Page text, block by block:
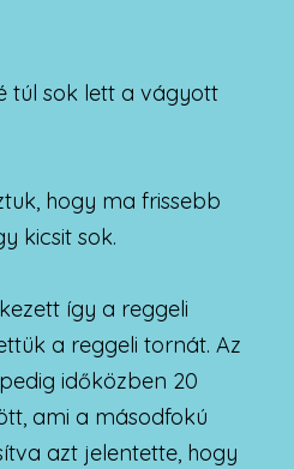
túl sok lett a vágyott
hogy ma frissebb
kicsit sok.
így a reggeli
a reggeli tornát. Az
időközben 20
ami a másodfokú
azt jelentette, hogy